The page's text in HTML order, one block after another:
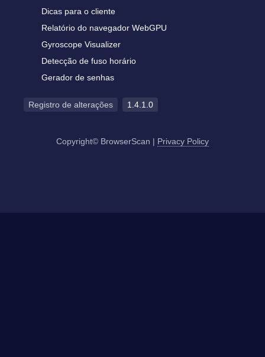
Dicas para o cliente
Relatório do navegador WebGPU
Gyroscope Visualizer
Detecção de fuso horário
Gerador de senhas
Registro de alterações 1.4.1.0
Copyright© BrowserScan | Privacy Policy